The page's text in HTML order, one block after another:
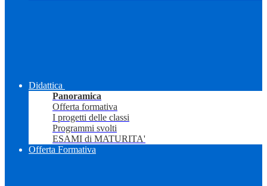
Didattica
Panoramica
Offerta formativa
I progetti delle classi
Programmi svolti
ESAMI di MATURITA'
Offerta Formativa